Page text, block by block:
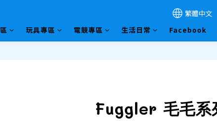
繁體中文
玩具專區 電競專區 生活日常 Facebook
Fuggler 毛毛系